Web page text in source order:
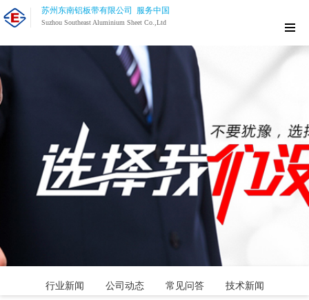
苏州东南铝板带有限公司 服务中国
Suzhou Southeast Aluminium Sheet Co.,Ltd
行业新闻 公司动态 常见问答 技术新闻